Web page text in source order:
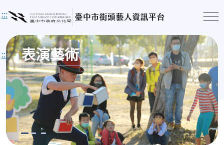
:::
::: 表演藝術